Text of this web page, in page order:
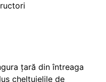
țară din întreaga
cheltuielile de